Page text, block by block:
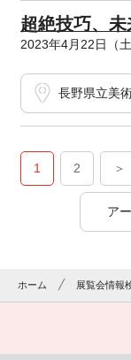
超絶技巧、未
2023年4月22日（
長野県立美
1 2 ＞
ア
ホーム 展覧会情報